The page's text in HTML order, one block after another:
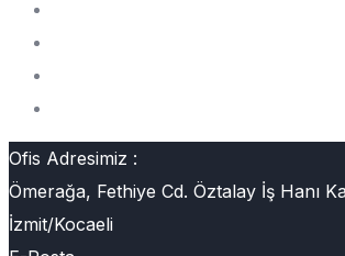
Ofis Adresimiz :
Ömerağa, Fethiye Cd. Öztalay İş Hanı
İzmit/Kocaeli